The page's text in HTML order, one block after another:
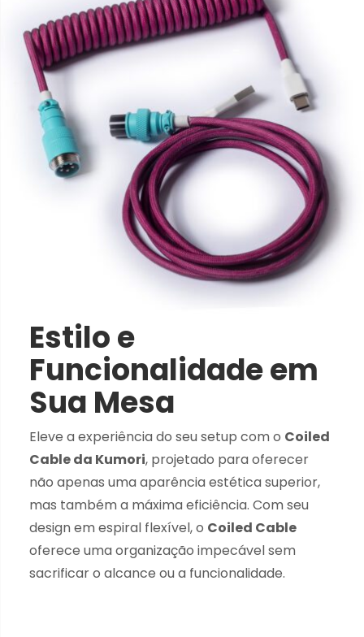
Estilo e
Funcionalidade em
Sua Mesa
Eleve a experiência do seu setup com o Coiled
Cable da Kumori, projetado para oferecer
não apenas uma aparência estética superior,
mas também a máxima eficiência. Com seu
design em espiral flexível, o Coiled Cable
oferece uma organização impecável sem
sacrificar o alcance ou a funcionalidade.